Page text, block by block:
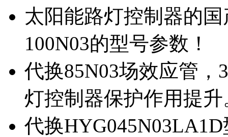
太阳能路灯控制器的
100N03的型号参数！
代换85N03场效应管
灯控制器保护作用提升
代换